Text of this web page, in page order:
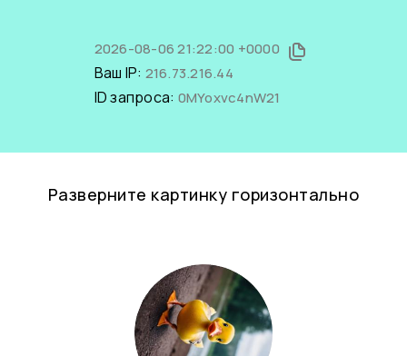
2026-08-06 21:22:00 +0000
Ваш IP: 216.73.216.44
ID запроса: 0MYoxvc4nW21
Разверните картинку горизонтально